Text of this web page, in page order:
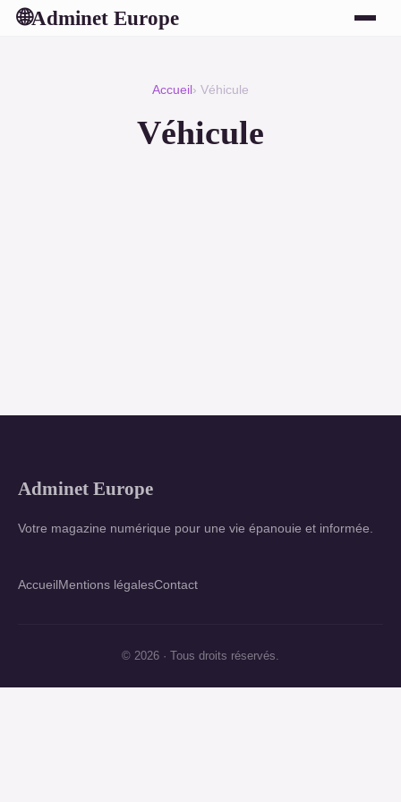
🌐Adminet Europe
Accueil › Véhicule
Véhicule
Adminet Europe
Votre magazine numérique pour une vie épanouie et informée.
AccueilMentions légalesContact
© 2026 · Tous droits réservés.